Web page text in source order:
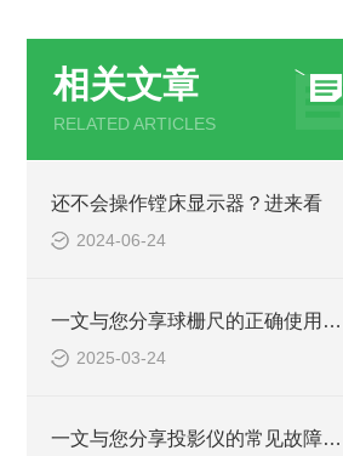
相关文章
RELATED ARTICLES
还不会操作镗床显示器？进来看
2024-06-24
一文与您分享球栅尺的正确使用步骤
2025-03-24
一文与您分享投影仪的常见故障相应解决方法